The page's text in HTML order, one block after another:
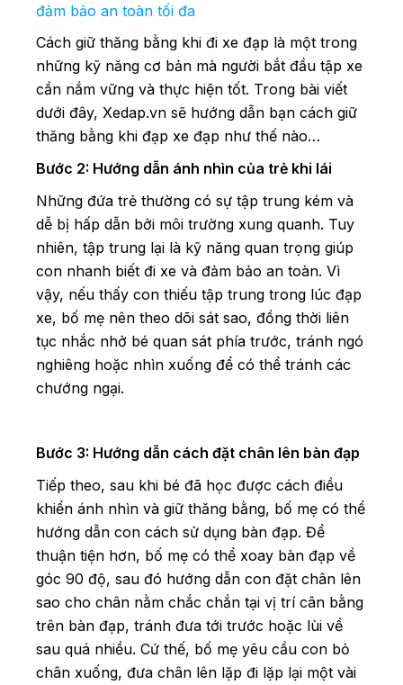
đảm bảo an toàn tối đa
Cách giữ thăng bằng khi đi xe đạp là một trong
những kỹ năng cơ bản mà người bắt đầu tập xe
cần nắm vững và thực hiện tốt. Trong bài viết
dưới đây, Xedap.vn sẽ hướng dẫn bạn cách giữ
thăng bằng khi đạp xe đạp như thế nào…
Bước 2: Hướng dẫn ánh nhìn của trẻ khi lái
Những đứa trẻ thường có sự tập trung kém và
dễ bị hấp dẫn bởi môi trường xung quanh. Tuy
nhiên, tập trung lại là kỹ năng quan trọng giúp
con nhanh biết đi xe và đảm bảo an toàn. Vì
vậy, nếu thấy con thiếu tập trung trong lúc đạp
xe, bố mẹ nên theo dõi sát sao, đồng thời liên
tục nhắc nhở bé quan sát phía trước, tránh ngó
nghiêng hoặc nhìn xuống để có thể tránh các
chướng ngại.
Bước 3: Hướng dẫn cách đặt chân lên bàn đạp
Tiếp theo, sau khi bé đã học được cách điều
khiển ánh nhìn và giữ thăng bằng, bố mẹ có thể
hướng dẫn con cách sử dụng bàn đạp. Để
thuận tiện hơn, bố mẹ có thể xoay bàn đạp về
góc 90 độ, sau đó hướng dẫn con đặt chân lên
sao cho chân nằm chắc chắn tại vị trí cân bằng
trên bàn đạp, tránh đưa tới trước hoặc lùi về
sau quá nhiều. Cứ thế, bố mẹ yêu cầu con bỏ
chân xuống, đưa chân lên lặp đi lặp lại một vài